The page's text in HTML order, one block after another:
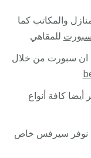
والمكاتب كما
للمقاهي
ان سبورت من خلال
كافة أنواع
نوفر سيرفس خاص